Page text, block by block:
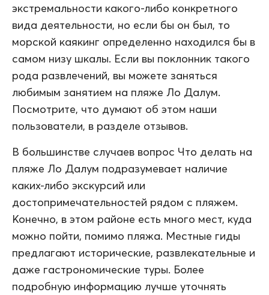
экстремальности какого-либо конкретного
вида деятельности, но если бы он был, то
морской каякинг определенно находился бы в
самом низу шкалы. Если вы поклонник такого
рода развлечений, вы можете заняться
любимым занятием на пляже Ло Далум.
Посмотрите, что думают об этом наши
пользователи, в разделе отзывов.
В большинстве случаев вопрос Что делать на
пляже Ло Далум подразумевает наличие
каких-либо экскурсий или
достопримечательностей рядом с пляжем.
Конечно, в этом районе есть много мест, куда
можно пойти, помимо пляжа. Местные гиды
предлагают исторические, развлекательные и
даже гастрономические туры. Более
подробную информацию лучше уточнять